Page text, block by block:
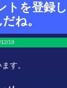
を登録
ね。
19
す。